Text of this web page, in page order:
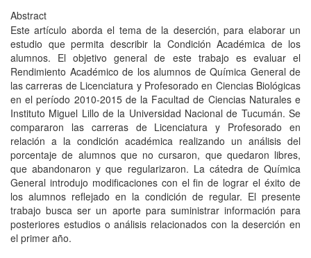
Abstract
Este artículo aborda el tema de la deserción, para elaborar un
estudio que permita describir la Condición Académica de los
alumnos. El objetivo general de este trabajo es evaluar el
Rendimiento Académico de los alumnos de Química General de
las carreras de Licenciatura y Profesorado en Ciencias Biológicas
en el período 2010-2015 de la Facultad de Ciencias Naturales e
Instituto Miguel Lillo de la Universidad Nacional de Tucumán. Se
compararon las carreras de Licenciatura y Profesorado en
relación a la condición académica realizando un análisis del
porcentaje de alumnos que no cursaron, que quedaron libres,
que abandonaron y que regularizaron. La cátedra de Química
General introdujo modificaciones con el fin de lograr el éxito de
los alumnos reflejado en la condición de regular. El presente
trabajo busca ser un aporte para suministrar información para
posteriores estudios o análisis relacionados con la deserción en
el primer año.